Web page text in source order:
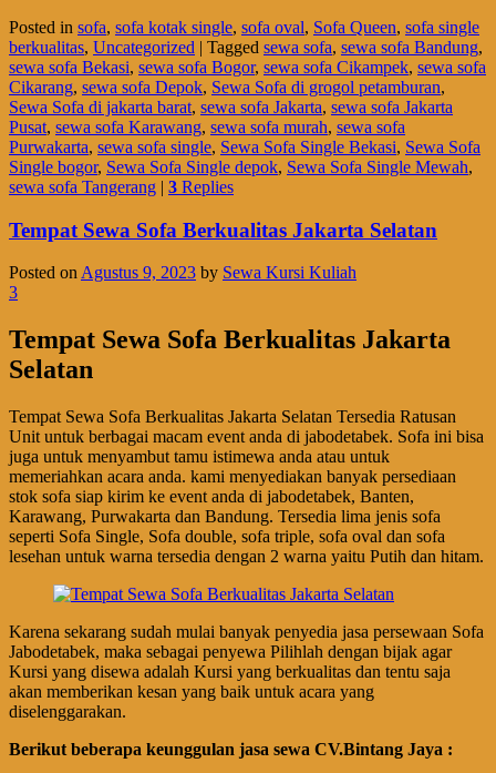
Posted in sofa, sofa kotak single, sofa oval, Sofa Queen, sofa single
berkualitas, Uncategorized | Tagged sewa sofa, sewa sofa Bandung,
sewa sofa Bekasi, sewa sofa Bogor, sewa sofa Cikampek, sewa sofa
Cikarang, sewa sofa Depok, Sewa Sofa di grogol petamburan,
Sewa Sofa di jakarta barat, sewa sofa Jakarta, sewa sofa Jakarta
Pusat, sewa sofa Karawang, sewa sofa murah, sewa sofa
Purwakarta, sewa sofa single, Sewa Sofa Single Bekasi, Sewa Sofa
Single bogor, Sewa Sofa Single depok, Sewa Sofa Single Mewah,
sewa sofa Tangerang | 3 Replies
Tempat Sewa Sofa Berkualitas Jakarta Selatan
Posted on Agustus 9, 2023 by Sewa Kursi Kuliah
3
Tempat Sewa Sofa Berkualitas Jakarta
Selatan
Tempat Sewa Sofa Berkualitas Jakarta Selatan Tersedia Ratusan
Unit untuk berbagai macam event anda di jabodetabek. Sofa ini bisa
juga untuk menyambut tamu istimewa anda atau untuk
memeriahkan acara anda. kami menyediakan banyak persediaan
stok sofa siap kirim ke event anda di jabodetabek, Banten,
Karawang, Purwakarta dan Bandung. Tersedia lima jenis sofa
seperti Sofa Single, Sofa double, sofa triple, sofa oval dan sofa
lesehan untuk warna tersedia dengan 2 warna yaitu Putih dan hitam.
Karena sekarang sudah mulai banyak penyedia jasa persewaan Sofa
Jabodetabek, maka sebagai penyewa Pilihlah dengan bijak agar
Kursi yang disewa adalah Kursi yang berkualitas dan tentu saja
akan memberikan kesan yang baik untuk acara yang
diselenggarakan.
Berikut beberapa keunggulan jasa sewa CV.Bintang Jaya :